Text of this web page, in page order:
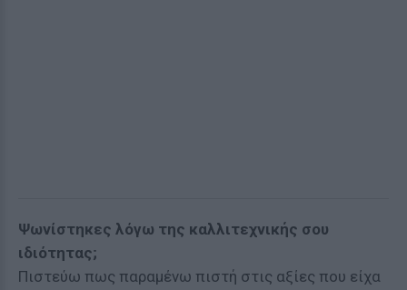
Ψωνίστηκες λόγω της καλλιτεχνικής σου
ιδιότητας;
Πιστεύω πως παραμένω πιστή στις αξίες που είχα